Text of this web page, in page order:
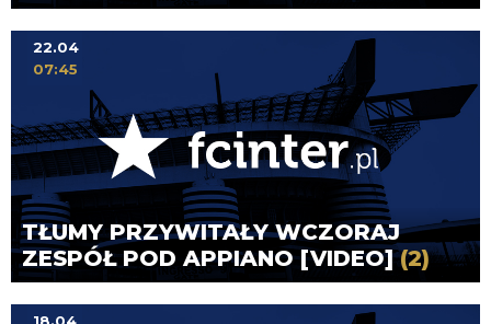
TŁUMY PRZYWITAŁY WCZORAJ
ZESPÓŁ POD APPIANO [VIDEO](2)
22.04
07:45